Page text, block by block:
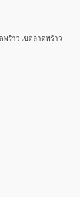
ร้าว เขตลาดพร้าว